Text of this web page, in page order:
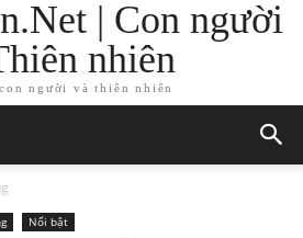
| Con người
nhiên
người và thiên nhiên
Nổi bật